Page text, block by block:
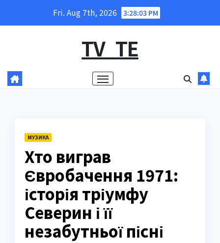
Fri. Aug 7th, 2026 3:28:04 PM
TV_TE
МУЗИКА
Хто виграв
Євробачення 1971:
історія тріумфу
Северин і її
незабутньої пісні